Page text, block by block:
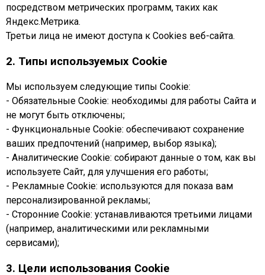
посредством метрических программ, таких как
Яндекс.Метрика.
Третьи лица не имеют доступа к Cookies веб-сайта.
2. Типы используемых Cookie
Мы используем следующие типы Cookie:
- Обязательные Cookie: необходимы для работы Сайта и
не могут быть отключены;
- Функциональные Cookie: обеспечивают сохранение
ваших предпочтений (например, выбор языка);
- Аналитические Cookie: собирают данные о том, как вы
используете Сайт, для улучшения его работы;
- Рекламные Cookie: используются для показа вам
персонализированной рекламы;
- Сторонние Cookie: устанавливаются третьими лицами
(например, аналитическими или рекламными
сервисами);
3. Цели использования Cookie